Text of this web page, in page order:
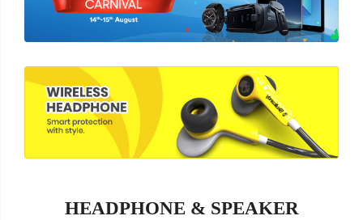
HEADPHONE & SPEAKER